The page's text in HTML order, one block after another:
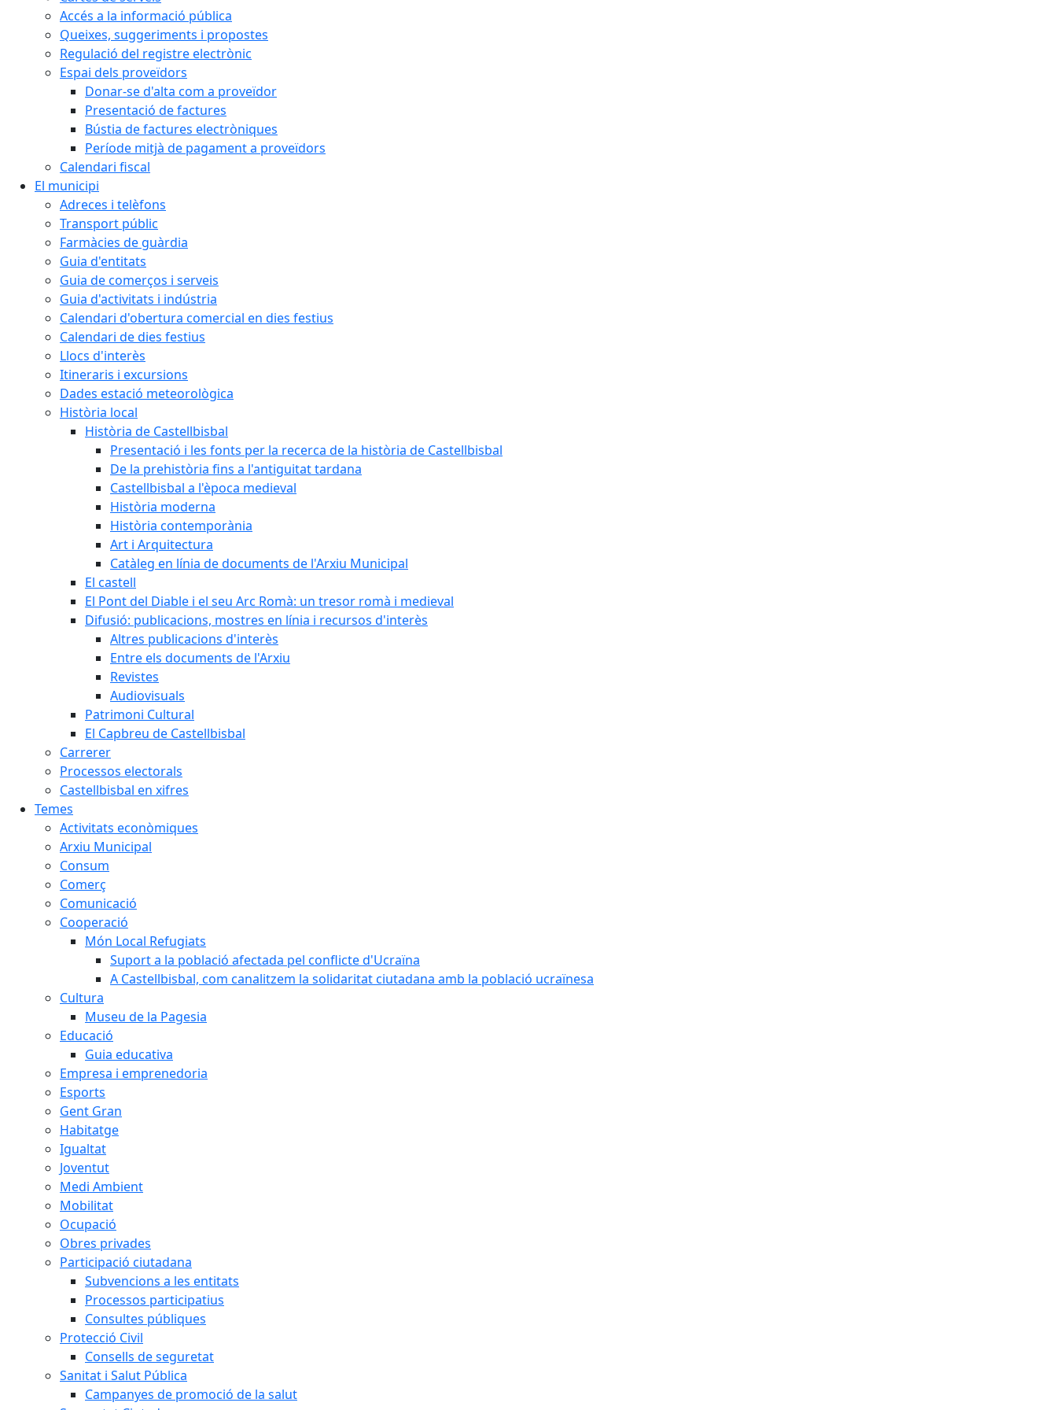
Accés a la informació pública
Queixes, suggeriments i propostes
Regulació del registre electrònic
Espai dels proveïdors
Donar-se d'alta com a proveïdor
Presentació de factures
Bústia de factures electròniques
Període mitjà de pagament a proveïdors
Calendari fiscal
El municipi
Adreces i telèfons
Transport públic
Farmàcies de guàrdia
Guia d'entitats
Guia de comerços i serveis
Guia d'activitats i indústria
Calendari d'obertura comercial en dies festius
Calendari de dies festius
Llocs d'interès
Itineraris i excursions
Dades estació meteorològica
Història local
Història de Castellbisbal
Presentació i les fonts per la recerca de la història de Castellbisbal
De la prehistòria fins a l'antiguitat tardana
Castellbisbal a l'època medieval
Història moderna
Història contemporània
Art i Arquitectura
Catàleg en línia de documents de l'Arxiu Municipal
El castell
El Pont del Diable i el seu Arc Romà: un tresor romà i medieval
Difusió: publicacions, mostres en línia i recursos d'interès
Altres publicacions d'interès
Entre els documents de l'Arxiu
Revistes
Audiovisuals
Patrimoni Cultural
El Capbreu de Castellbisbal
Carrerer
Processos electorals
Castellbisbal en xifres
Temes
Activitats econòmiques
Arxiu Municipal
Consum
Comerç
Comunicació
Cooperació
Món Local Refugiats
Suport a la població afectada pel conflicte d'Ucraïna
A Castellbisbal, com canalitzem la solidaritat ciutadana amb la població ucraïnesa
Cultura
Museu de la Pagesia
Educació
Guia educativa
Empresa i emprenedoria
Esports
Gent Gran
Habitatge
Igualtat
Joventut
Medi Ambient
Mobilitat
Ocupació
Obres privades
Participació ciutadana
Subvencions a les entitats
Processos participatius
Consultes públiques
Protecció Civil
Consells de seguretat
Sanitat i Salut Pública
Campanyes de promoció de la salut